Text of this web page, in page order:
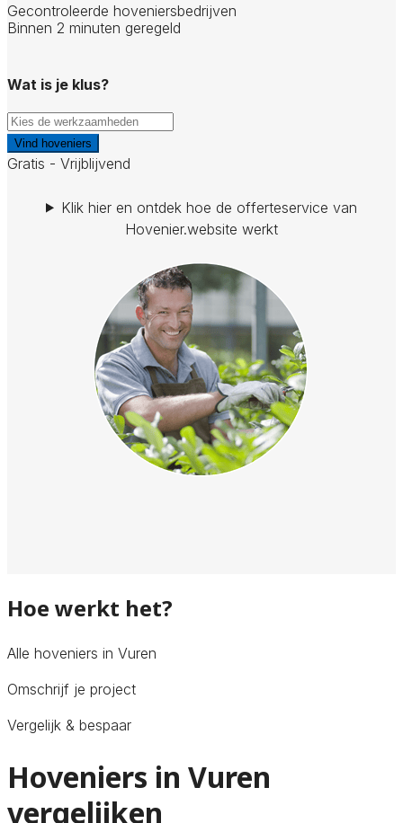
Gecontroleerde hoveniersbedrijven
Binnen 2 minuten geregeld
Wat is je klus?
Vind hoveniers
Gratis - Vrijblijvend
Klik hier en ontdek hoe de offerteservice van
Hovenier.website werkt
Hoe werkt het?
Alle hoveniers in Vuren
Omschrijf je project
Vergelijk & bespaar
Hoveniers in Vuren
vergelijken